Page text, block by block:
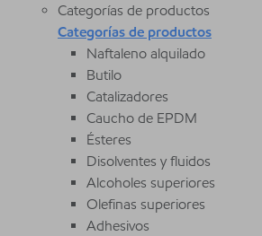
Categorías de productos
Categorías de productos
Naftaleno alquilado
Butilo
Catalizadores
Caucho de EPDM
Ésteres
Disolventes y fluidos
Alcoholes superiores
Olefinas superiores
Adhesivos